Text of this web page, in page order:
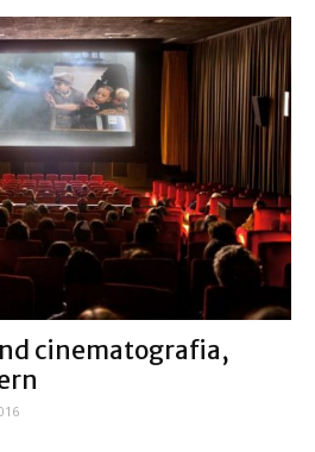
cinematografia,